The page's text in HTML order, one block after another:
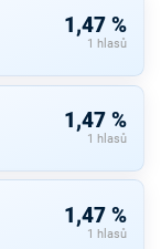
1,47 %
1 hlasů
1,47 %
1 hlasů
1,47 %
1 hlasů